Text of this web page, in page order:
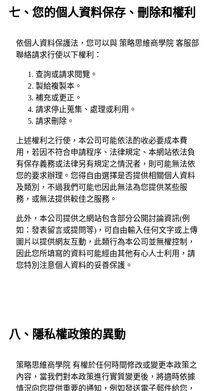
七、您的個人資料保存、刪除和權利
依個人資料保護法，您可以與 策略思維商學院 客服部
聯絡請求行使以下權利：
查詢或請求閱覽。
製給複製本。
補充或更正。
請求停止蒐集、處理或利用。
請求刪除。
上述權利之行使，本公司可能依法酌收必要成本費
用，若因不符合申請程序、法律規定、本網站依法負
有保存義務或法律另有規定之情況者，則可能無法依
您的要求辦理。您得自由選擇是否提供相關個人資料
及類別，不過我們可能也因此無法為您提供某些服
務，或無法提供較佳之服務。
此外，本公司提供之網站包含部分公開討論資訊(例
如：發表留言或提問等)，可自由輸入任何文字或上傳
圖片以提供網友互動，此類行為本公司並無權控制，
因此您所填寫的資料可能經由其他有心人士利用，請
您特別注意個人資料的妥善保護。
八、隱私權政策的異動
策略思維商學院 有權於任何時間修改或變更本政策之
內容，當我們對本政策進行實質變更後，將適時依據
情況向您提供重要的通知，例如發送電子郵件給您，